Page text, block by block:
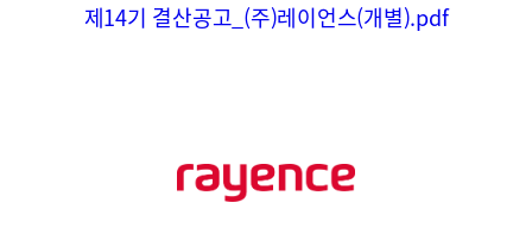
제14기 결산공고_(주)레이언스(개별).pdf